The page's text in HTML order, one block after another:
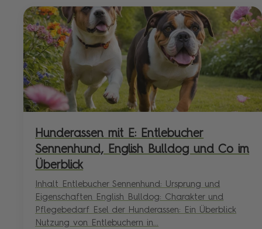
Hunderassen mit E: Entlebucher
Sennenhund, English Bulldog und Co im
Überblick
Inhalt Entlebucher Sennenhund: Ursprung und
Eigenschaften English Bulldog: Charakter und
Pflegebedarf Esel der Hunderassen: Ein Überblick
Nutzung von Entlebuchern in...